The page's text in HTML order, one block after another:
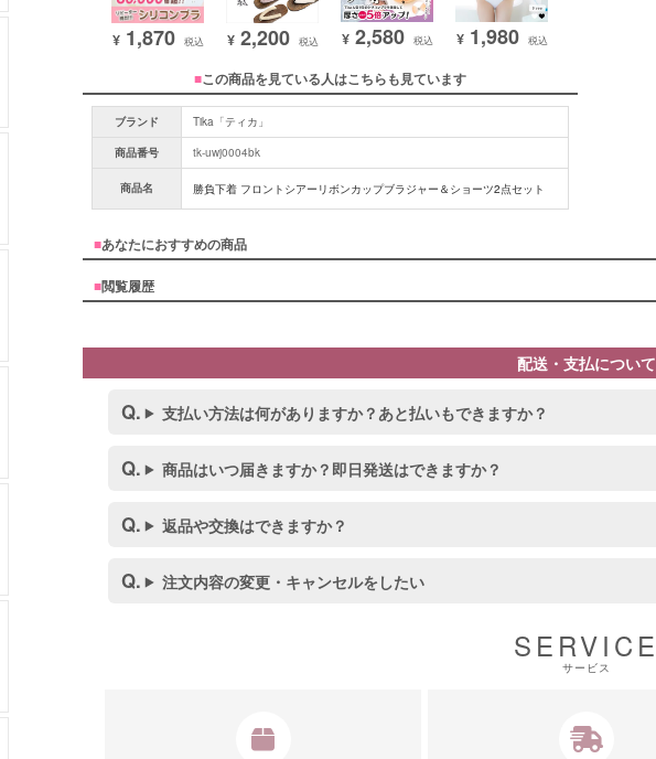
¥ 1,870 税込 ¥ 2,200 税込 ¥ 2,580 税込 ¥ 1,980 税込
■この商品を見ている人はこちらも見ています
ブランド
Tika「ティカ」
商品番号
tk-uwj0004bk
商品名 勝負下着 フロントシアーリボンカップブラジャー＆ショーツ2点セット
■あなたにおすすめの商品
■閲覧履歴
配送・支払について
支払い方法は何がありますか？あと払いもできますか？
商品はいつ届きますか？即日発送はできますか？
返品や交換はできますか？
注文内容の変更・キャンセルをしたい
SERVICE
サービス